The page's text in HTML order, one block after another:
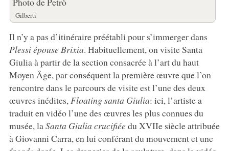
Gilberti
Il n’y a pas d’itinéraire préétabli pour s’immerger dans
Plessi épouse Brixia. Habituellement, on visite Santa
Giulia à partir de la section consacrée à l’art du haut
Moyen Âge, par conséquent la première œuvre que l’on
rencontre dans le parcours de visite est l’une des deux
œuvres inédites, Floating santa Giulia: ici, l’artiste a
traduit en vidéo l’une des œuvres les plus connues du
musée, la Santa Giulia crucifiéedu XVIIe siècle attribuée
à Giovanni Carra, en lui conférant du mouvement et une